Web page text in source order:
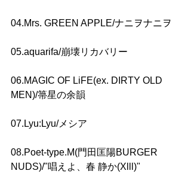
04.Mrs. GREEN APPLE/ナニヲナニヲ
05.aquarifa/崩壊リカバリー
06.MAGIC OF LiFE(ex. DIRTY OLD
MEN)/箒星の余韻
07.Lyu:Lyu/メシア
08.Poet-type.M(門田匡陽BURGER
NUDS)/"唱えよ、春 静か(Xlll)"